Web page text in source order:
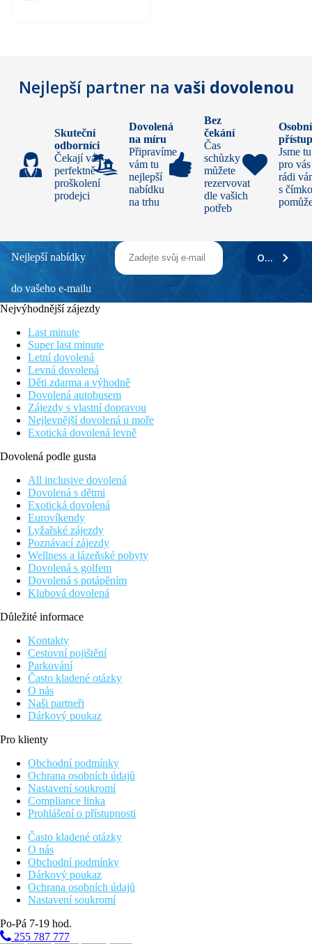
Nejlepší partner na vaši dovolenou
Skuteční
odborníci
Čekají vás
perfektně
proškolení
prodejci
Dovolená
na míru
Připravíme
vám tu
nejlepší
nabídku
na trhu
Bez
čekání
Čas
schůzky si
můžete
rezervovat
dle vašich
potřeb
Osobní
Jsme tu
pro
rádi
s
Nejlepší nabídky
do vašeho e-mailu
ODEBÍRAT
Nejvýhodnější zájezdy
Last minute
Super last minute
Letní dovolená
Levná dovolená
Děti zdarma a výhodně
Dovolená autobusem
Zájezdy s vlastní dopravou
Nejlevnější dovolená u moře
Exotická dovolená levně
Dovolená podle gusta
All inclusive dovolená
Dovolená s dětmi
Exotická dovolená
Eurovíkendy
Lyžařské zájezdy
Poznávací zájezdy
Wellness a lázeňské pobyty
Dovolená s golfem
Dovolená s potápěním
Klubová dovolená
Důležité informace
Kontakty
Cestovní pojištění
Parkování
Často kladené otázky
O nás
Naši partneři
Dárkový poukaz
Pro klienty
Obchodní podmínky
Ochrana osobních údajů
Nastavení soukromí
Compliance linka
Prohlášení o přístupnosti
Často kladené otázky
O nás
Obchodní podmínky
Dárkový poukaz
Ochrana osobních údajů
Nastavení soukromí
Po-Pá 7-19 hod.
255 787 777